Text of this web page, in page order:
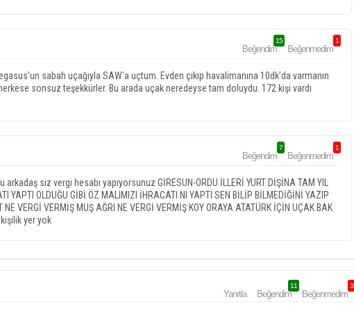
Beğendim
15
Beğenmedim
1
sabah uçağıyla SAW'a uçtum. Evden çıkıp havalimanına 10dk'da varmanın
sonsuz teşekkürler. Bu arada uçak neredeyse tam doluydu. 172 kişi vardı
Beğendim
7
Beğenmedim
1
siz vergi hesabı yapıyorsunuz GİRESUN-ORDU İLLERİ YURT DİŞİNA TAM YIL
YAPTI OLDUĞU GİBİ ÖZ MALIMIZI İHRACATI NI YAPTI SEN BİLİP BİLMEDİĞİNİ YAZIP
VERGİ VERMİŞ MUŞ AĞRI NE VERGİ VERMİŞ KOY ORAYA ATATÜRK İÇİN UÇAK BAK
kişilik yer yok
Yanıtla Beğendim
11
Beğenmedim
3